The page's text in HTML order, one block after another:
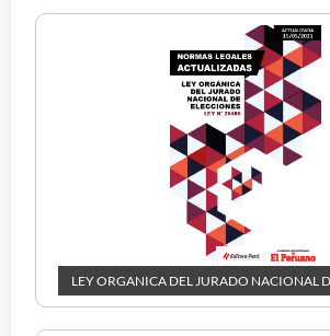
LEY ORGANICA DEL JURADO NACIONAL